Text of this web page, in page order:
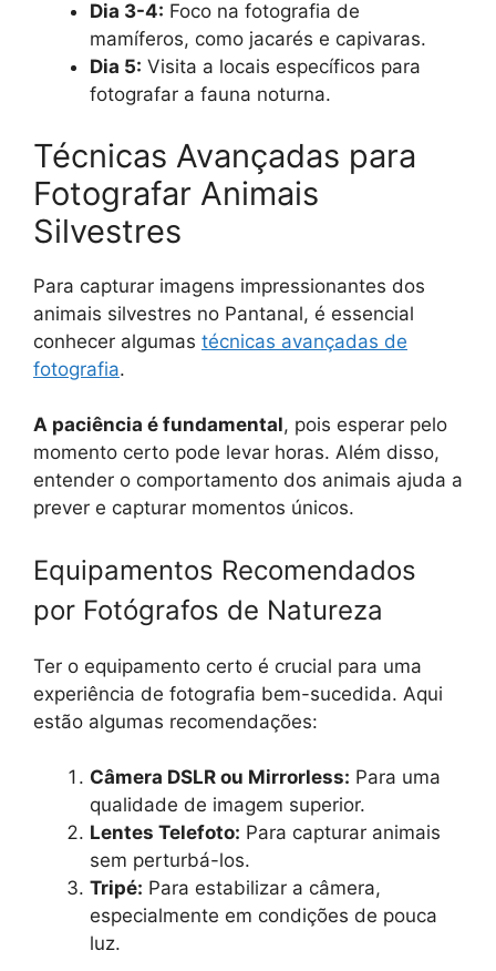
Dia 3-4: Foco na fotografia de
mamíferos, como jacarés e capivaras.
Dia 5: Visita a locais específicos para
fotografar a fauna noturna.
Técnicas Avançadas para
Fotografar Animais
Silvestres
Para capturar imagens impressionantes dos
animais silvestres no Pantanal, é essencial
conhecer algumas técnicas avançadas de
fotografia.
A paciência é fundamental, pois esperar pelo
momento certo pode levar horas. Além disso,
entender o comportamento dos animais ajuda a
prever e capturar momentos únicos.
Equipamentos Recomendados
por Fotógrafos de Natureza
Ter o equipamento certo é crucial para uma
experiência de fotografia bem-sucedida. Aqui
estão algumas recomendações:
Câmera DSLR ou Mirrorless: Para uma
qualidade de imagem superior.
Lentes Telefoto: Para capturar animais
sem perturbá-los.
Tripé: Para estabilizar a câmera,
especialmente em condições de pouca
luz.